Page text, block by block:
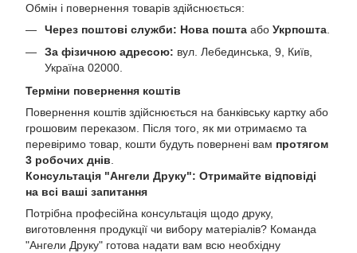
Обмін і повернення товарів здійснюється:
Через поштові служби: Нова пошта або Укрпошта
За фізичною адресою: вул. Лебединська, 9, Київ,
Україна 02000.
Терміни повернення коштів
Повернення коштів здійснюється на банківську картку або
грошовим переказом. Після того, як ми отримаємо та
перевіримо товар, кошти будуть повернені вам протягом
3 робочих днів
Консультація "Ангели Друку": Отримайте відповіді
на всі ваші запитання
Потрібна професійна консультація щодо друку,
виготовлення продукції чи вибору матеріалів? Команда
"Ангели Друку" готова надати вам всю необхідну